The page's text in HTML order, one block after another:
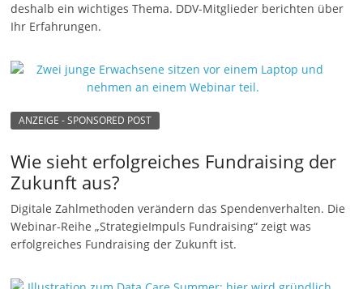
deshalb ein wichtiges Thema. DDV-Mitglieder berichten über
Ihr Erfahrungen.
ANZEIGE - SPONSORED POST
Wie sieht erfolgreiches Fundraising der
Zukunft aus?
Digitale Zahlmethoden verändern das Spendenverhalten. Die
Webinar-Reihe „StrategieImpuls Fundraising“ zeigt was
erfolgreiches Fundraising der Zukunft ist.